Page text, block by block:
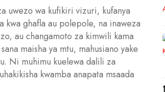
uwezo wa kufikiri vizuri, kufanya
kwa ghafla au polepole, na inaweza
au changamoto za kimwili kama
maisha ya mtu, mahusiano yake
Ni muhimu kuelewa dalili za
kwamba anapata msaada